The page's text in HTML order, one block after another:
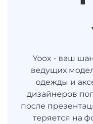
Yoox - ваш
ведущих
одежды и
дизайнеров
после
теряется на